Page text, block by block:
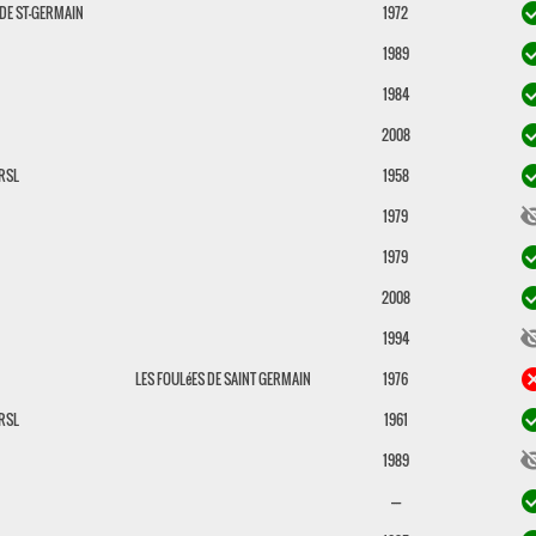
ST-GERMAIN 1972
1989
1984
2008
1958
1979
1979
2008
1994
LES FOULéES DE SAINT GERMAIN 1976
1961
1989
----